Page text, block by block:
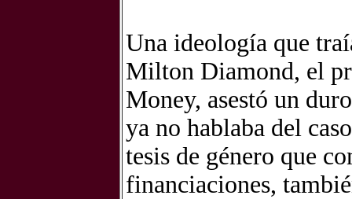
Una ideología que
Milton Diamond, el
Money, asestó un
ya no hablaba del
tesis de género que
financiaciones,